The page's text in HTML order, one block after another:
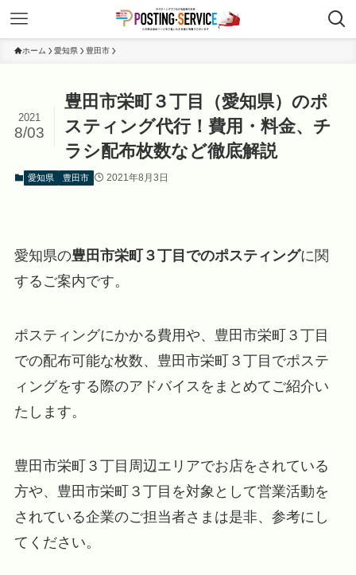
ホーム 愛知県 豊田市
豊田市栄町３丁目（愛知県）のポ
スティング代行！費用・料金、チ
ラシ配布枚数など徹底解説
2021
8/03
愛知県 豊田市 2021年8月3日
愛知県の豊田市栄町３丁目でのポスティングに関
するご案内です。
ポスティングにかかる費用や、豊田市栄町３丁目
での配布可能な枚数、豊田市栄町３丁目でポステ
ィングをする際のアドバイスをまとめてご紹介い
たします。
豊田市栄町３丁目周辺エリアでお店をされている
方や、豊田市栄町３丁目を対象として営業活動を
されている企業のご担当者さまは是非、参考にし
てください。